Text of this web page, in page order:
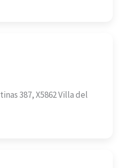
387, X5862 Villa del